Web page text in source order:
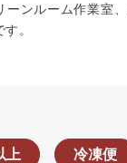
ーンルーム作業室
。
上 冷凍便